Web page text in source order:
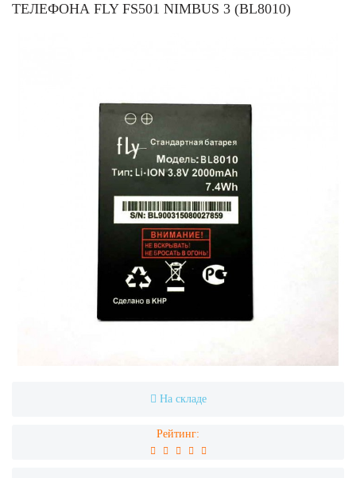
ТЕЛЕФОНА FLY FS501 NIMBUS 3 (BL8010)
На складе
Рейтинг: